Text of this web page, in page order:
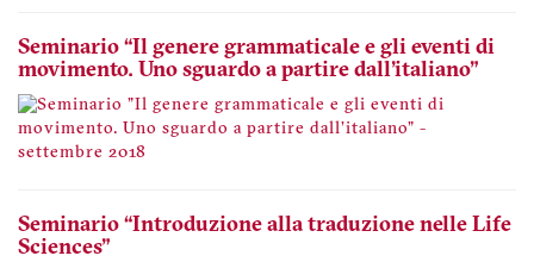
Seminario “Il genere grammaticale e gli eventi di
movimento. Uno sguardo a partire dall'italiano"
Seminario “Introduzione alla traduzione nelle Life
Sciences"